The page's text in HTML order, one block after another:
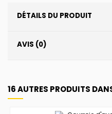
DÉTAILS DU PRODUIT
AVIS (0)
16 AUTRES PRODUITS